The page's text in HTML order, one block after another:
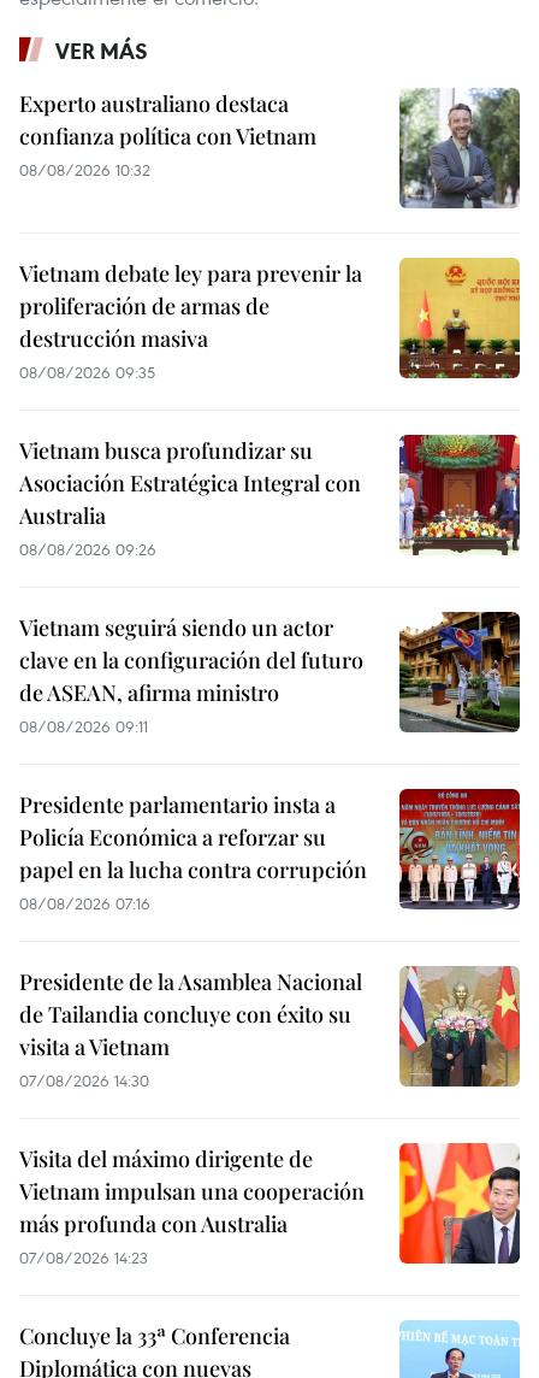
VER MÁS
Experto australiano destaca
confianza política con Vietnam
08/08/2026 10:32
Vietnam debate ley para prevenir la
proliferación de armas de
destrucción masiva
08/08/2026 09:35
Vietnam busca profundizar su
Asociación Estratégica Integral con
Australia
08/08/2026 09:26
Vietnam seguirá siendo un actor
clave en la configuración del futuro
de ASEAN, afirma ministro
08/08/2026 09:11
Presidente parlamentario insta a
Policía Económica a reforzar su
papel en la lucha contra corrupción
08/08/2026 07:16
Presidente de la Asamblea Nacional
de Tailandia concluye con éxito su
visita a Vietnam
07/08/2026 14:30
Visita del máximo dirigente de
Vietnam impulsan una cooperación
más profunda con Australia
07/08/2026 14:23
Concluye la 33ª Conferencia
Diplomática con nuevas